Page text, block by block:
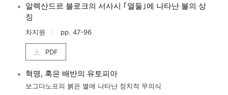
알렉산드르 블로크의 서사시 ｢열둘｣에 나타난 불의 상
징
차지원 pp. 47-96
PDF
혁명, 혹은 배반의 유토피아
보그다노프의 붉은 별에 나타난 정치적 무의식